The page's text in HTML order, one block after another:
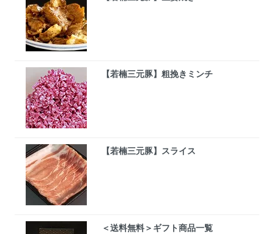
【若楠三元豚】粗挽きミンチ
【若楠三元豚】スライス
＜送料無料＞ギフト商品一覧